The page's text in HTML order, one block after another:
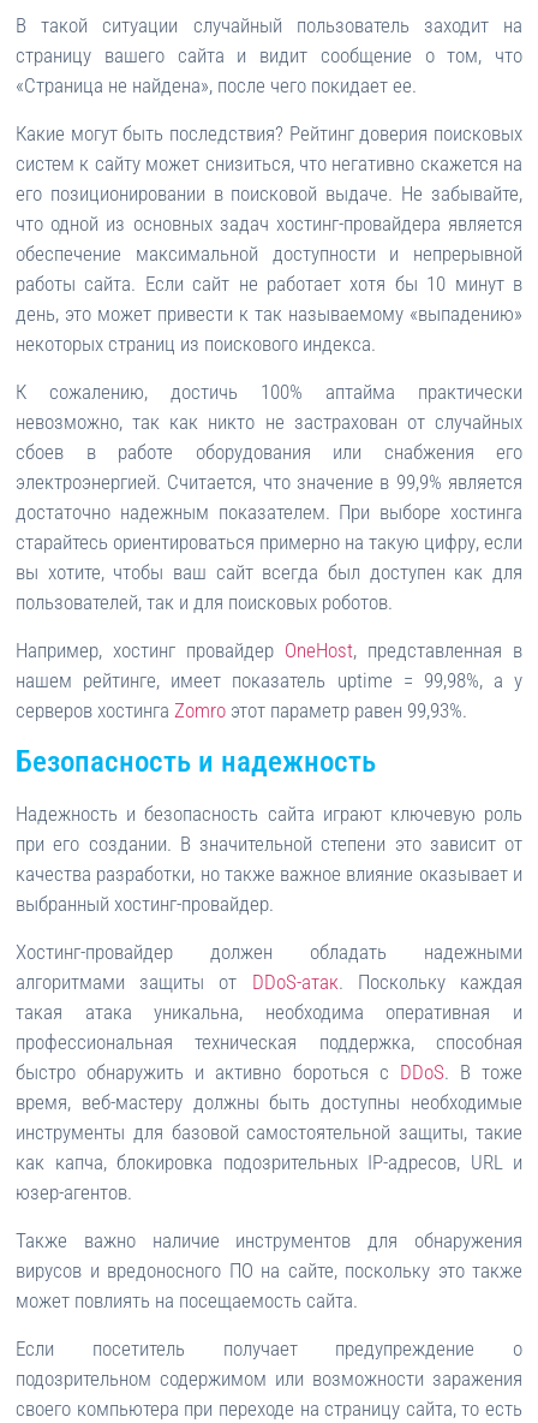
В такой ситуации случайный пользователь заходит на
страницу вашего сайта и видит сообщение о том, что
«Страница не найдена», после чего покидает ее.
Какие могут быть последствия? Рейтинг доверия поисковых
систем к сайту может снизиться, что негативно скажется на
его позиционировании в поисковой выдаче. Не забывайте,
что одной из основных задач хостинг-провайдера является
обеспечение максимальной доступности и непрерывной
работы сайта. Если сайт не работает хотя бы 10 минут в
день, это может привести к так называемому «выпадению»
некоторых страниц из поискового индекса.
К сожалению, достичь 100% аптайма практически
невозможно, так как никто не застрахован от случайных
сбоев в работе оборудования или снабжения его
электроэнергией. Считается, что значение в 99,9% является
достаточно надежным показателем. При выборе хостинга
старайтесь ориентироваться примерно на такую цифру, если
вы хотите, чтобы ваш сайт всегда был доступен как для
пользователей, так и для поисковых роботов.
Например, хостинг провайдер OneHost, представленная в
нашем рейтинге, имеет показатель uptime = 99,98%, а у
серверов хостинга Zomro этот параметр равен 99,93%.
Безопасность и надежность
Надежность и безопасность сайта играют ключевую роль
при его создании. В значительной степени это зависит от
качества разработки, но также важное влияние оказывает и
выбранный хостинг-провайдер.
Хостинг-провайдер должен обладать надежными
алгоритмами защиты от DDoS-атак. Поскольку каждая
такая атака уникальна, необходима оперативная и
профессиональная техническая поддержка, способная
быстро обнаружить и активно бороться с DDoS. В тоже
время, веб-мастеру должны быть доступны необходимые
инструменты для базовой самостоятельной защиты, такие
как капча, блокировка подозрительных IP-адресов, URL и
юзер-агентов.
Также важно наличие инструментов для обнаружения
вирусов и вредоносного ПО на сайте, поскольку это также
может повлиять на посещаемость сайта.
Если посетитель получает предупреждение о
подозрительном содержимом или возможности заражения
своего компьютера при переходе на страницу сайта, то есть